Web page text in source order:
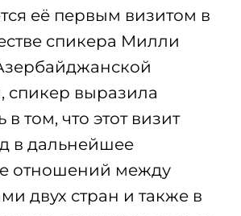
её первым визитом в
спикера Милли
спикер выразила
в том, что этот визит
в дальнейшее
отношений между
двух стран и также в